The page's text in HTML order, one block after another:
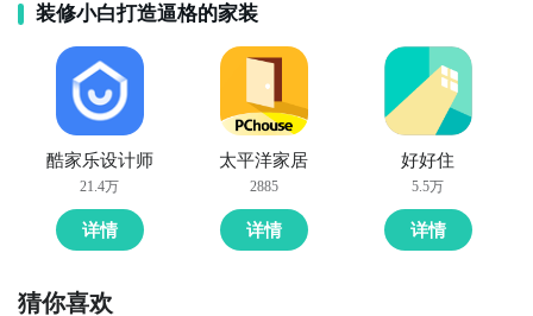
装修小白打造逼格的家装
酷家乐设计师
21.4万
详情
太平洋家居
2885
详情
好好住
5.5万
详情
猜你喜欢